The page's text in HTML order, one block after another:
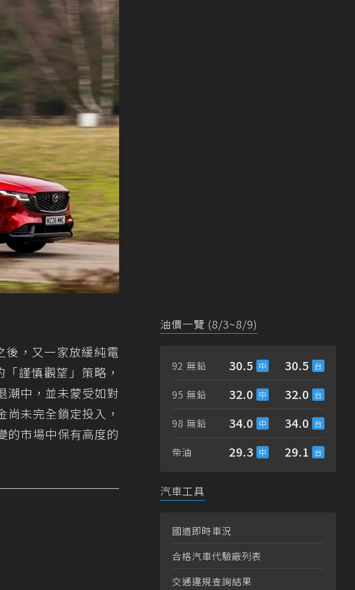
後，又一家放緩純電
謹慎觀望」策略，
潮中，並未蒙受如對
未完全鎖定投入，
的市場中保有高度的
油價一覽 (8/3~8/9)
92 無鉛 30.5 30.5
95 無鉛 32.0 32.0
98 無鉛 34.0 34.0
柴油 29.3 29.1
汽車工具
國道即時車況
合格汽車代驗廠列表
交通違規查詢結果